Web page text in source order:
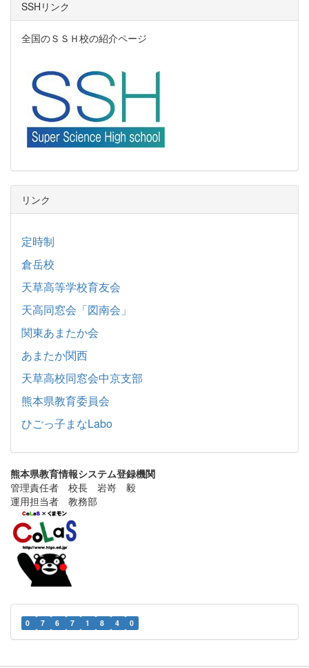
SSHリンク
全国のＳＳＨ校の紹介ページ
リンク
定時制
倉岳校
天草高等学校育友会
天高同窓会「図南会」
関東あまたか会
あまたか関西
天草高校同窓会中京支部
熊本県教育委員会
ひごっ子まなLabo
熊本県教育情報システム登録機関
管理責任者 校長 岩嵜 毅
運用担当者 教務部
0 7 6 7 1 8 4 0